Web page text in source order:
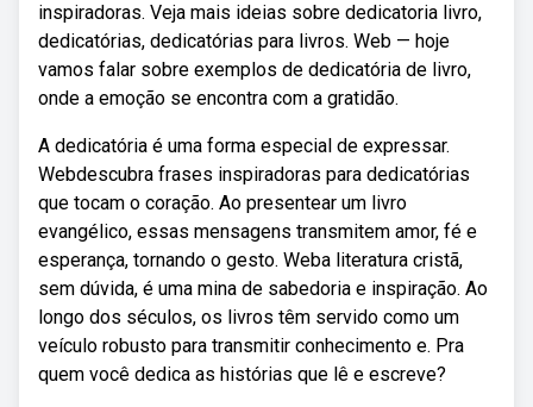
inspiradoras. Veja mais ideias sobre dedicatoria livro,
dedicatórias, dedicatórias para livros. Web — hoje
vamos falar sobre exemplos de dedicatória de livro,
onde a emoção se encontra com a gratidão.
A dedicatória é uma forma especial de expressar.
Webdescubra frases inspiradoras para dedicatórias
que tocam o coração. Ao presentear um livro
evangélico, essas mensagens transmitem amor, fé e
esperança, tornando o gesto. Weba literatura cristã,
sem dúvida, é uma mina de sabedoria e inspiração. Ao
longo dos séculos, os livros têm servido como um
veículo robusto para transmitir conhecimento e. Pra
quem você dedica as histórias que lê e escreve?